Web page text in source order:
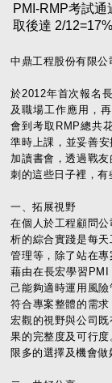
PMI-RMP考試
取後達 2/12=17%
中鼎工程股份有限
於2012年首次報名
及職場工作應用，
會到考取RMP總共
準時上課，並妥善
加讀書會，透過戰
刺的這些日子裡，有
一、拓展視野
在個人於工程顧問
析的綜合實踐是每
管理等，除了站在
藉由在長宏學習
己能夠適時運用風
符合專案整體的需
宏觀的視野與公司
果的完整度及可行
限多的選擇及機會做